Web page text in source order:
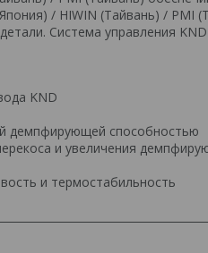
/ HIWIN (Тайвань) / PMI
Система управления KND
KND
демпфирующей способностью
и увеличения
и термостабильность